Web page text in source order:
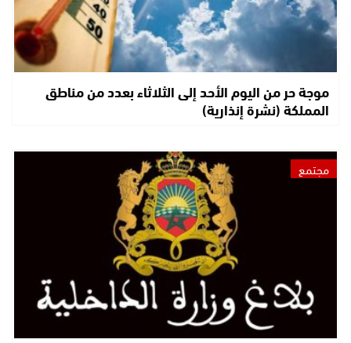
موجة حر من اليوم الأحد إلى الثلاثاء بعدد من مناطق
المملكة (نشرة إنذارية)
مجتمع